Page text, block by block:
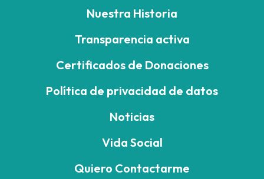
Nuestra Historia
Transparencia activa
Certificados de Donaciones
Política de privacidad de datos
Noticias
Vida Social
Quiero Contactarme